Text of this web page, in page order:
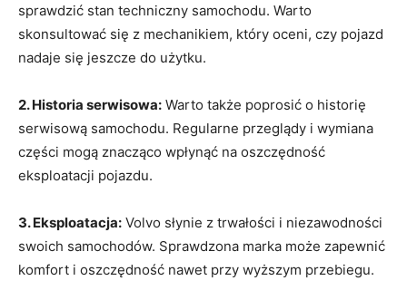
sprawdzić ​stan techniczny⁢ samochodu. Warto
skonsultować się z mechanikiem, ‌który ​oceni, czy pojazd
nadaje się jeszcze do użytku.
2. Historia serwisowa: Warto także ‍poprosić o historię
serwisową samochodu. Regularne przeglądy i wymiana
części mogą znacząco wpłynąć na ⁤oszczędność
eksploatacji pojazdu.
3.⁢ Eksploatacja: Volvo słynie z trwałości‌ i niezawodności​
swoich ‌samochodów. Sprawdzona marka może zapewnić
komfort i oszczędność nawet przy⁣ wyższym przebiegu.